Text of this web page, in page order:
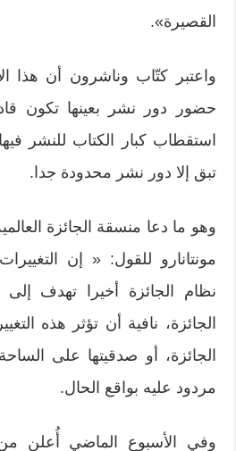
القصيرة».
واعتبر كتّاب وناشرون أن هذا
حضور دور نشر بعينها تكون
استقطاب كبار الكتاب للنشر
تبق إلا دور نشر محدودة جدا.
وهو ما دعا منسقة الجائزة
مونتانارو للقول: « إن
نظام الجائزة أخيرا تهدف
الجائزة، نافية أن تؤثر هذه
الجائزة، أو صدقيتها على
مردود عليه بواقع الحال.
وفي الأسبوع الماضي أُعلن من